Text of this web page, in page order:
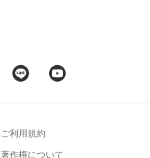
ご利用規約
著作権について